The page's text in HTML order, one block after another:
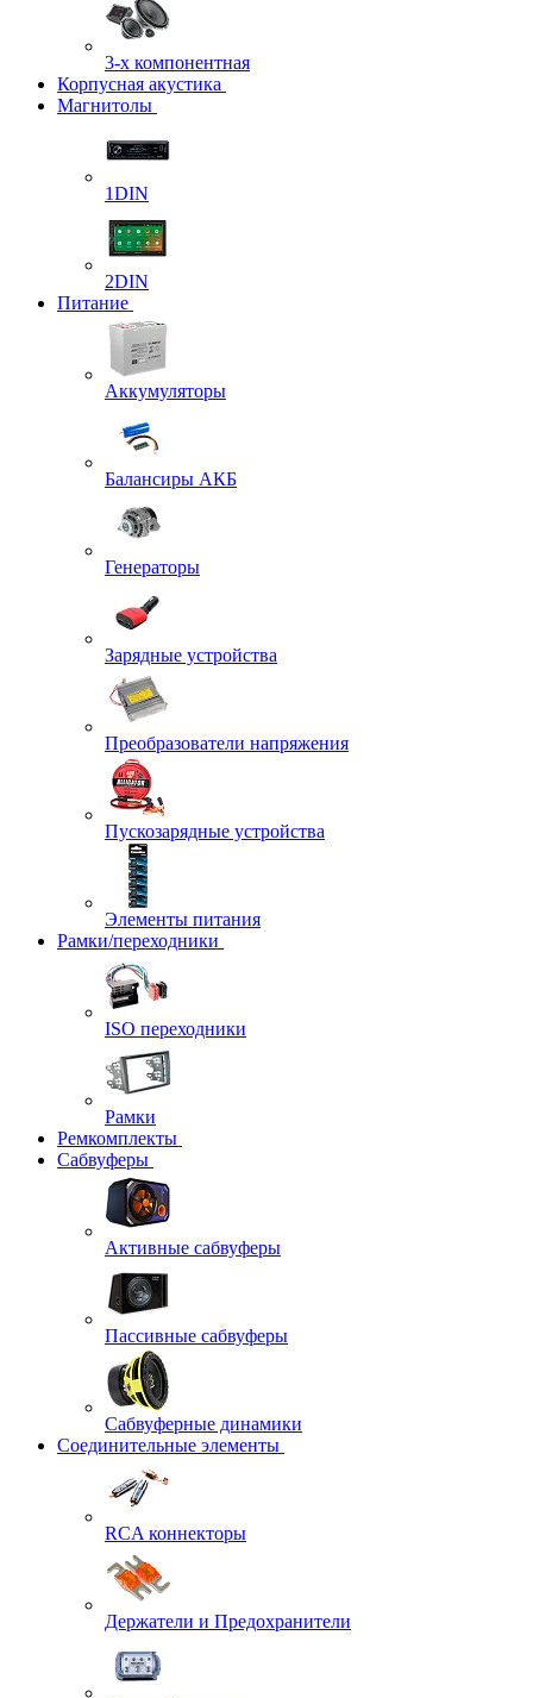
3-х компонентная
Корпусная акустика
Магнитолы
1DIN
2DIN
Питание
Аккумуляторы
Балансиры АКБ
Генераторы
Зарядные устройства
Преобразователи напряжения
Пускозарядные устройства
Элементы питания
Рамки/переходники
ISO переходники
Рамки
Ремкомплекты
Сабвуферы
Активные сабвуферы
Пассивные сабвуферы
Сабвуферные динамики
Соединительные элементы
RCA коннекторы
Держатели и Предохранители